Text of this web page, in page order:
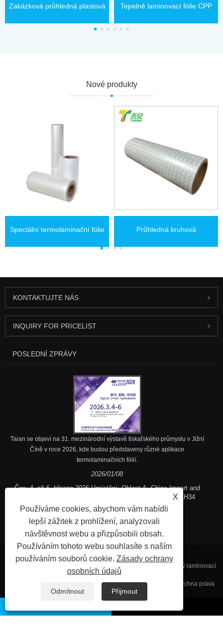
Zakázková průhledná plastová
holografická termolaminační
Tepelně laminovací fólie CPP
Rose Red Glitter
Nové produkty
Speciální termolaminační fólie
pro digitální tisk
Průhledná kruhová
holografická termolaminační
KONTAKTUJTE NÁS
INQUIRY FOR PRICELIST
POSLEDNÍ ZPRÁVY
Taian se objeví na 31. mezinárodní výstavě tiskařského průmyslu v Jižní
Číně v roce 2026, kde budou představeny různé aplikace
termolaminačních fólií.
2026/01/08
Čas: 4. až 6. března 2026 Umístění: Oblast A, China Import and
Export Fair Complex, Guangzhou, Čína Číslo stánku: 2.1H34
Copyright © 2023 Fujian Taian Lamination Film Co., Ltd. - Tepelný laminovací
film, Laminovaný ocelový film, reliéfní tepelné laminační film - všechna práva
vyhrazena.
X
Používáme cookies, abychom vám nabídli
lepší zážitek z prohlížení, analyzovali
návštěvnost webu a přizpůsobili obsah.
Používáním tohoto webu souhlasíte s naším
používáním souborů cookie. Zásady ochrany
osobních údajů
Odmítnout Přijmout